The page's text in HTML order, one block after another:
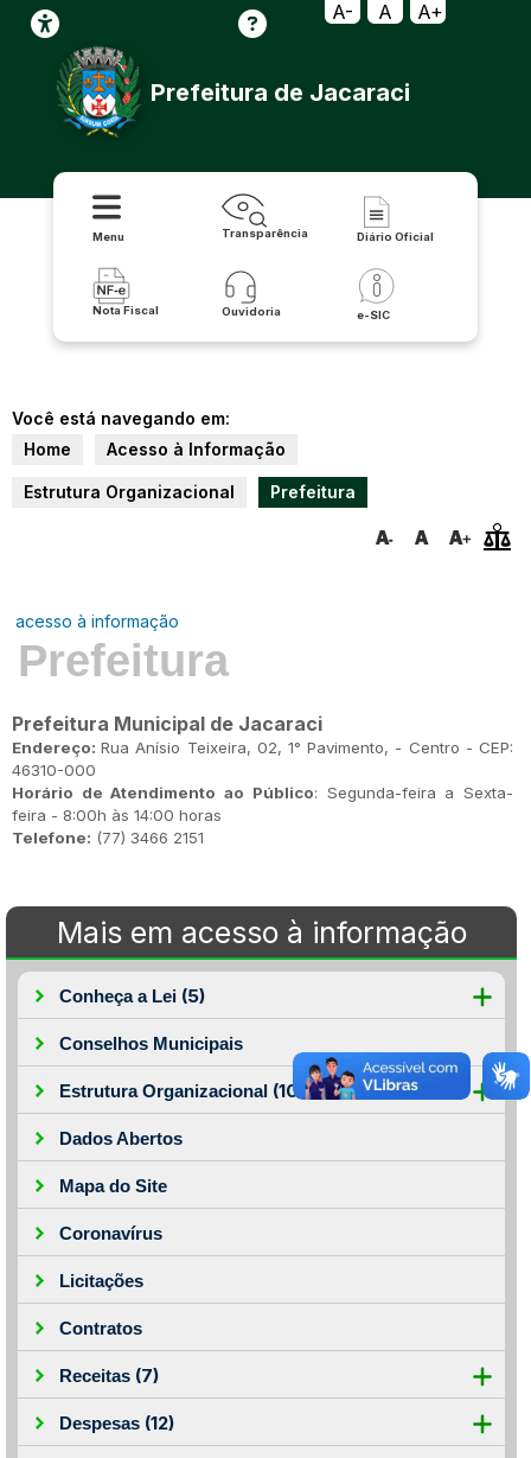
A- A A+
Prefeitura de Jacaraci
Menu Transparência Diário Oficial
Nota Fiscal Ouvidoria e-SIC
Você está navegando em:
Home
Acesso à Informação
Estrutura Organizacional Prefeitura
acesso à informação
Prefeitura
Prefeitura Municipal de Jacaraci
Endereço:Rua Anísio Teixeira, 02, 1° Pavimento, - Centro - CEP:
46310-000
Horário de Atendimento ao Público: Segunda-feira a Sexta-
feira - 8:00h às 14:00 horas
Telefone: (77) 3466 2151
Mais em acesso à informação
Conheça a Lei (5)
Conselhos Municipais
Estrutura Organizacional (10)
Dados Abertos
Mapa do Site
Coronavírus
Licitações
Contratos
Receitas (7)
Despesas (12)